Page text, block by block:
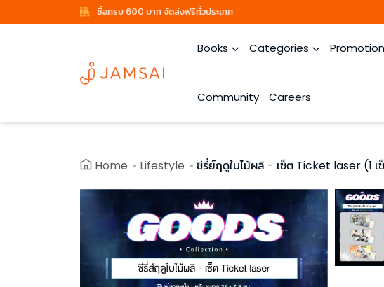
ซื้อครบ 600 บาท จัดส่งฟรีทั่วประเทศ
Books Categories Promotion
Community Careers
Home Lifestyle ซีรี่ย์ฤดูใบไม้ผลิ - เซ็ต Ticket laser (1